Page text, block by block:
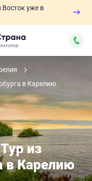
уже в
в Карелию
из
в Карелию